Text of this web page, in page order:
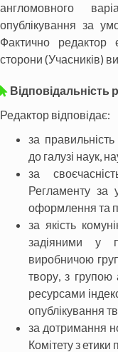
англомовного
опублікування за
Фактично редактор
сторони (Учасників)
Відповідальність
Редактор відповідає:
за
до галузі наук,
за
Регламенту за
оформлення та
за якість
задіяними у
виробничою
твору, з групою
ресурсами
опублікування
за дотримання
Комітету з етики